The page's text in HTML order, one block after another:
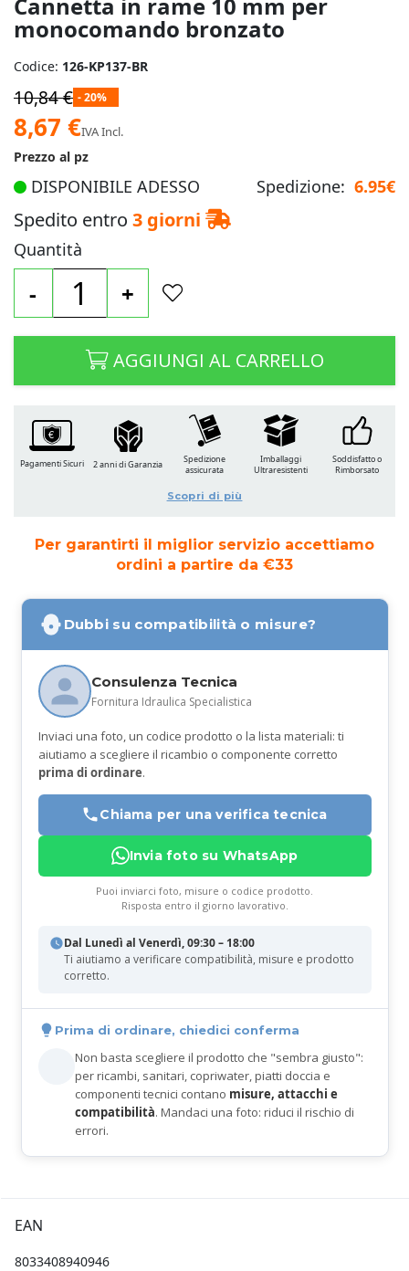
Cannetta in rame 10 mm per
monocomando bronzato
immagini
Codice: 126-KP137-BR
10,84 € - 20%
Prezzo
speciale
8,67 €IVA Incl.
Prezzo al pz
DISPONIBILE ADESSO Spedizione: 6.95€
Spedito entro 3 giorni
Quantità
- +
AGGIUNGI AL CARRELLO
Per garantirti il miglior servizio accettiamo
ordini a partire da €33
Dubbi su compatibilità o misure?
Consulenza Tecnica
Fornitura Idraulica Specialistica
Inviaci una foto, un codice prodotto o la lista materiali: ti
aiutiamo a scegliere il ricambio o componente corretto
prima di ordinare.
Chiama per una verifica tecnica
Invia foto su WhatsApp
Puoi inviarci foto, misure o codice prodotto.
Risposta entro il giorno lavorativo.
Dal Lunedì al Venerdì, 09:30 – 18:00
Ti aiutiamo a verificare compatibilità, misure e prodotto
corretto.
Prima di ordinare, chiedici conferma
Non basta scegliere il prodotto che "sembra giusto":
per ricambi, sanitari, copriwater, piatti doccia e
componenti tecnici contano misure, attacchi e
compatibilità. Mandaci una foto: riduci il rischio di
errori.
Pagamenti Sicuri 2 anni di Garanzia
Spedizione
assicurata
Imballaggi
Ultraresistenti
Soddisfatto o
Rimborsato
Scopri di più
EAN
8033408940946